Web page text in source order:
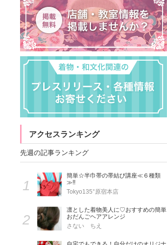
アクセスランキング
先週の記事ランキング
1
簡単☆半巾帯の帯結び講座≪６種類
≫!!
Tokyo135°原宿本店
2
凛とした着物美人に♡おすすめの簡単
おだんごヘアアレンジ
さない ちえ